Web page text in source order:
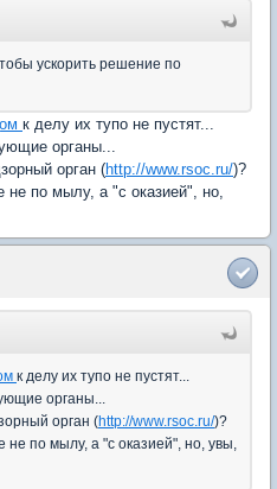
ускорить решение по
к делу их тупо не пустят...
органы...
орган (http://www.rsoc.ru/)?
не по мылу, а "с оказией", но,
к делу их тупо не пустят...
органы...
орган (http://www.rsoc.ru/)?
не по мылу, а "с оказией", но, увы,